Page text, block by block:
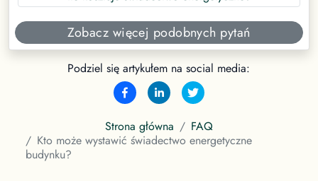
Zobacz więcej podobnych pytań
Podziel się artykułem na social media:
Strona główna
FAQ
Kto może wystawić świadectwo energetyczne
budynku?